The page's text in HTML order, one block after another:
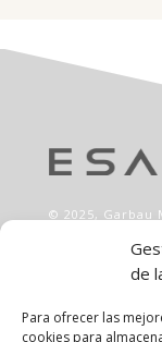
de
Para ofrecer las
cookies para
© 2025, Garbau